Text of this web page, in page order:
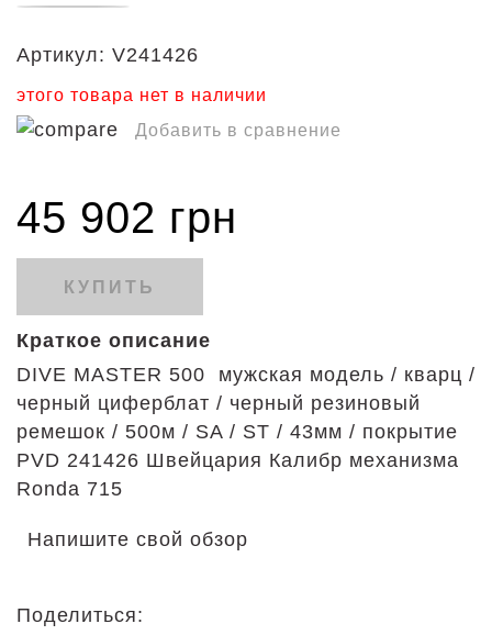
Артикул: V241426
этого товара нет в наличии
Добавить в сравнение
45 902 грн
КУПИТЬ
Краткое описание
DIVE MASTER 500 мужская модель / кварц /
черный циферблат / черный резиновый
ремешок / 500м / SA / ST / 43мм / покрытие
PVD 241426 Швейцария Калибр механизма
Ronda 715
Напишите свой обзор
Поделиться: